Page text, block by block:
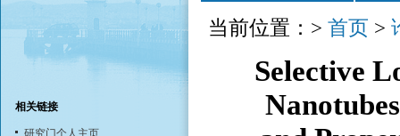
相关链接
研究门个人主页
当前位置：> 首页 >
Selective